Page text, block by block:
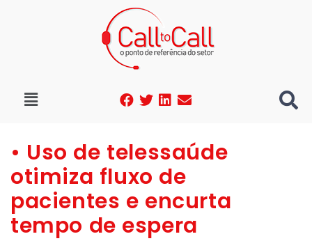
• Uso de telessaúde
otimiza fluxo de
pacientes e encurta
tempo de espera